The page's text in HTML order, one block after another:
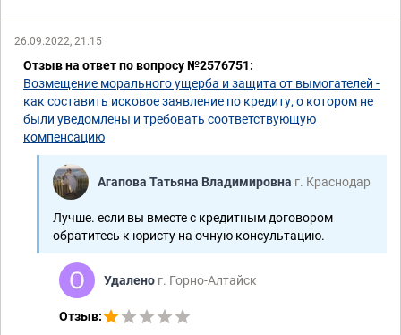
26.09.2022, 21:15
Отзыв на ответ по вопросу №2576751:
Возмещение морального ущерба и защита от вымогателей -
как составить исковое заявление по кредиту, о котором не
были уведомлены и требовать соответствующую
компенсацию
Агапова Татьяна Владимировна г. Краснодар
Лучше. если вы вместе с кредитным договором
обратитесь к юристу на очную консультацию.
Удалено г. Горно-Алтайск
Отзыв: